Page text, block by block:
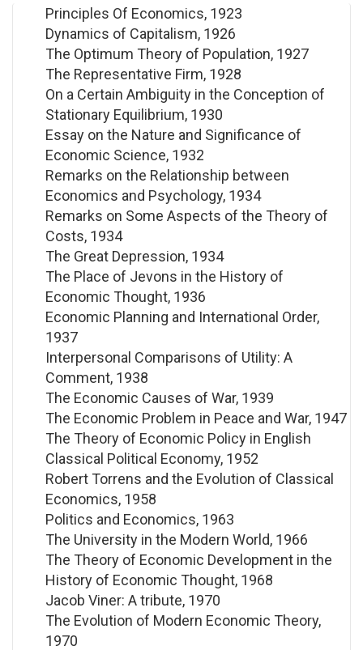
Principles Of Economics, 1923
Dynamics of Capitalism, 1926
The Optimum Theory of Population, 1927
The Representative Firm, 1928
On a Certain Ambiguity in the Conception of
Stationary Equilibrium, 1930
Essay on the Nature and Significance of
Economic Science, 1932
Remarks on the Relationship between
Economics and Psychology, 1934
Remarks on Some Aspects of the Theory of
Costs, 1934
The Great Depression, 1934
The Place of Jevons in the History of
Economic Thought, 1936
Economic Planning and International Order,
1937
Interpersonal Comparisons of Utility: A
Comment, 1938
The Economic Causes of War, 1939
The Economic Problem in Peace and War, 1947
The Theory of Economic Policy in English
Classical Political Economy, 1952
Robert Torrens and the Evolution of Classical
Economics, 1958
Politics and Economics, 1963
The University in the Modern World, 1966
The Theory of Economic Development in the
History of Economic Thought, 1968
Jacob Viner: A tribute, 1970
The Evolution of Modern Economic Theory,
1970